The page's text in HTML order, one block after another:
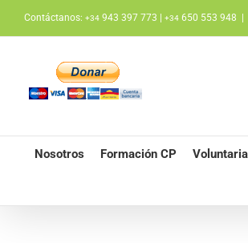
contenido
Contáctanos: +34 943 397 773 | +34 650 553 948
Nosotros Formación CP